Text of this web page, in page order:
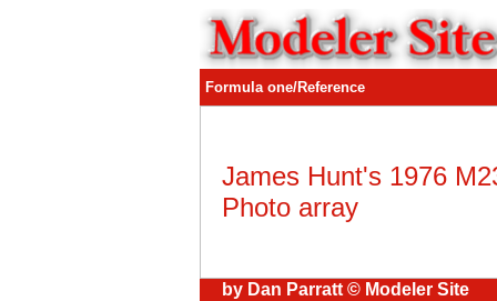
Formula one/Reference
James Hunt's 1976
Photo array
by Dan Parratt © Modeler Site